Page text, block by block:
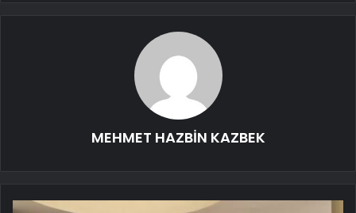
MEHMET HAZBİN KAZBEK